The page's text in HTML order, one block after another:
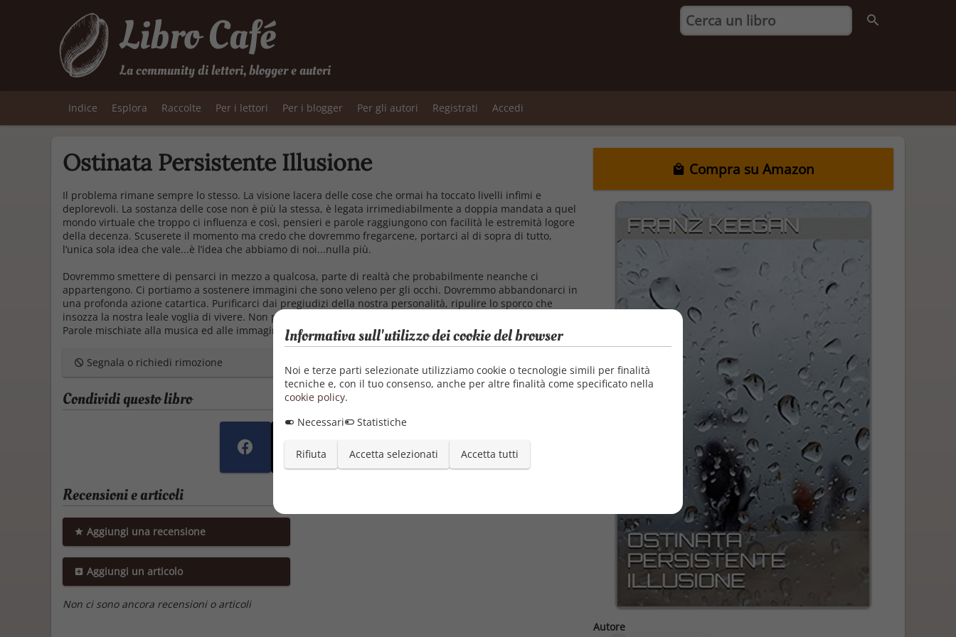
Libro Café
La community di lettori, blogger e autori
Indice Esplora Raccolte Per i lettori Per i blogger Per gli autori Registrati Accedi
Ostinata Persistente Illusione Compra su Amazon
Autore
Il problema rimane sempre lo stesso. La visione lacera delle cose che ormai ha toccato livelli infimi e
deplorevoli. La sostanza delle cose non è più la stessa, è legata irrimediabilmente a doppia mandata a quel
mondo virtuale che troppo ci influenza e così, pensieri e parole raggiungono con facilità le estremità logore
della decenza. Scuserete il momento ma credo che dovremmo fregarcene, portarci al di sopra di tutto,
l’unica sola idea che vale...è l’idea che abbiamo di noi...nulla più.
Dovremmo smettere di pensarci in mezzo a qualcosa, parte di realtà che probabilmente neanche ci
appartengono. Ci portiamo a sostenere immagini che sono veleno per gli occhi. Dovremmo abbandonarci in
una profonda azione catartica. Purificarci dai pregiudizi della nostra personalità, ripulire lo sporco che
insozza la nostra leale voglia di vivere. Non posso restare impassibile alla follia che mi circonda.
Parole mischiate alla musica ed alle immagini. Follia Alchemica.
Segnala o richiedi rimozione
Condividi questo libro
Recensioni e articoli
Aggiungi una recensione
Aggiungi un articolo
Non ci sono ancora recensioni o articoli
Informativa sull'utilizzo dei cookie del browser
Noi e terze parti selezionate utilizziamo cookie o tecnologie simili per finalità
tecniche e, con il tuo consenso, anche per altre finalità come specificato nella
cookie policy.
Necessari
Statistiche
Rifiuta Accetta selezionati Accetta tutti